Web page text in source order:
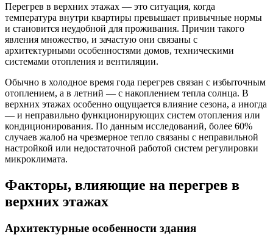
Перегрев в верхних этажах — это ситуация, когда
температура внутри квартиры превышает привычные нормы
и становится неудобной для проживания. Причин такого
явления множество, и зачастую они связаны с
архитектурными особенностями домов, техническими
системами отопления и вентиляции.
Обычно в холодное время года перегрев связан с избыточным
отоплением, а в летний — с накоплением тепла солнца. В
верхних этажах особенно ощущается влияние сезона, а иногда
— и неправильно функционирующих систем отопления или
кондиционирования. По данным исследований, более 60%
случаев жалоб на чрезмерное тепло связаны с неправильной
настройкой или недостаточной работой систем регулировки
микроклимата.
Факторы, влияющие на перегрев в
верхних этажах
Архитектурные особенности здания